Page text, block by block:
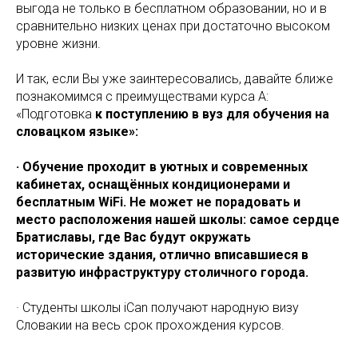
выгода не только в бесплатном образовании, но и в
сравнительно низких ценах при достаточно высоком
уровне жизни.
И так, если Вы уже заинтересовались, давайте ближе
познакомимся с преимуществами курса А:
«Подготовка к поступлению в вуз для обучения на
словацком языке»:
· Обучение проходит в уютных и современных
кабинетах, оснащённых кондиционерами и
бесплатным WiFi. Не может не порадовать и
место расположения нашей школы: самое сердце
Братиславы, где Вас будут окружать
исторические здания, отлично вписавшиеся в
развитую инфраструктуру столичного города.
· Студенты школы iCan получают народную визу
Словакии на весь срок прохождения курсов.